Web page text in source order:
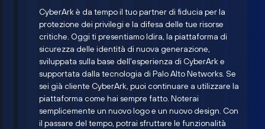
CyberArk è da tempo il tuo partner di fiducia per la
protezione dei privilegi e la difesa delle tue risorse
critiche. Oggi ti presentiamo Idira, la piattaforma di
sicurezza delle identità di nuova generazione,
sviluppata sulla base dell'esperienza di CyberArk e
supportata dalla tecnologia di Palo Alto Networks. Se
sei già cliente CyberArk, puoi continuare a utilizzare la
piattaforma come hai sempre fatto. Noterai
semplicemente un nuovo logo e un nuovo design. Con
il passare del tempo, potrai sfruttare le funzionalità